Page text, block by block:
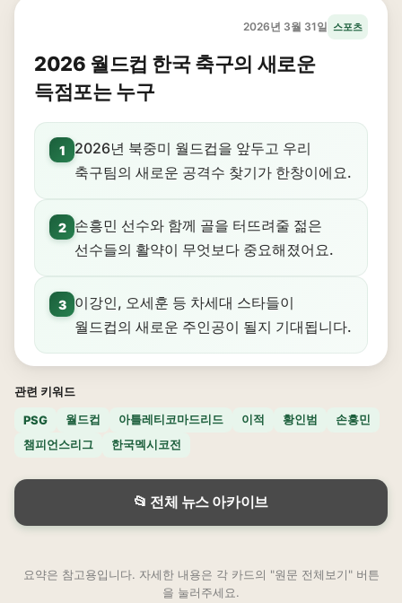
2026년 3월 31일 스포츠
2026 월드컵 한국 축구의 새로운
득점포는 누구
1
2026년 북중미 월드컵을 앞두고 우리
축구팀의 새로운 공격수 찾기가 한창이에요.
2
손흥민 선수와 함께 골을 터뜨려줄 젊은
선수들의 활약이 무엇보다 중요해졌어요.
3
이강인, 오세훈 등 차세대 스타들이
월드컵의 새로운 주인공이 될지 기대됩니다.
관련 키워드
PSG
월드컵 아틀레티코마드리드 이적 황인범
손흥민
챔피언스리그
한국멕시코전
📂 전체 뉴스 아카이브
요약은 참고용입니다. 자세한 내용은 각 카드의 "원문 전체보기" 버튼
을 눌러주세요.